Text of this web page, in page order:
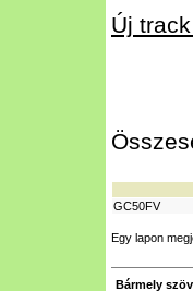
Új
GC50FV
Egy lapon
Bármely